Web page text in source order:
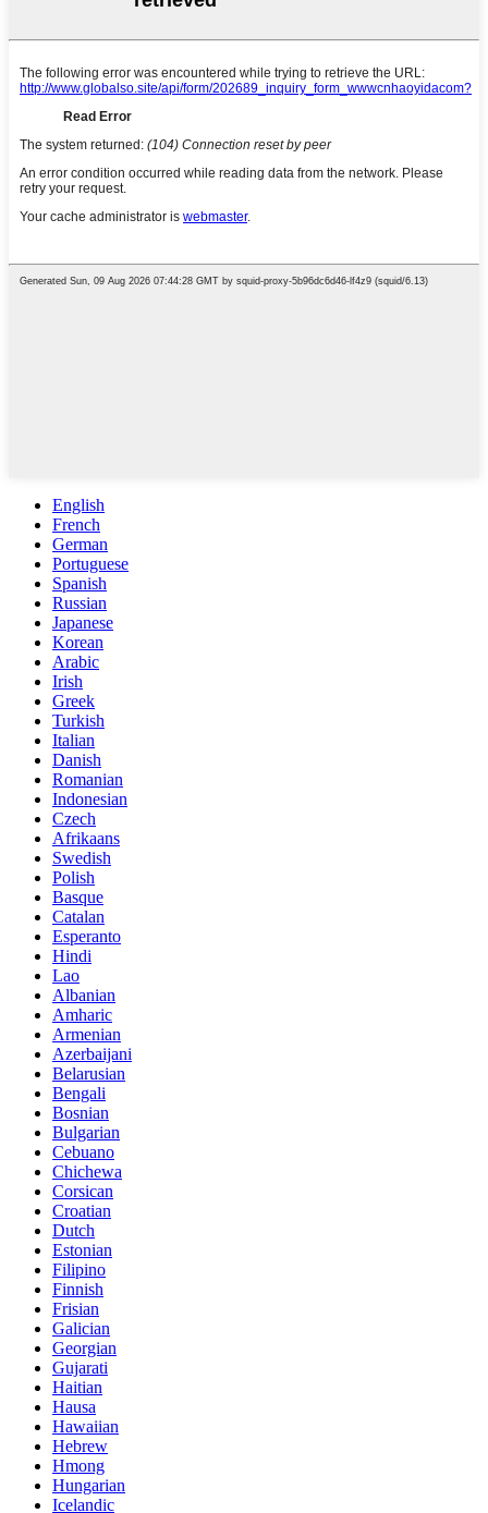
English
French
German
Portuguese
Spanish
Russian
Japanese
Korean
Arabic
Irish
Greek
Turkish
Italian
Danish
Romanian
Indonesian
Czech
Afrikaans
Swedish
Polish
Basque
Catalan
Esperanto
Hindi
Lao
Albanian
Amharic
Armenian
Azerbaijani
Belarusian
Bengali
Bosnian
Bulgarian
Cebuano
Chichewa
Corsican
Croatian
Dutch
Estonian
Filipino
Finnish
Frisian
Galician
Georgian
Gujarati
Haitian
Hausa
Hawaiian
Hebrew
Hmong
Hungarian
Icelandic